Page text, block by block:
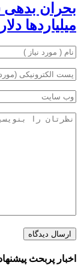
بحران
میلیاردها
اخبار پربحث